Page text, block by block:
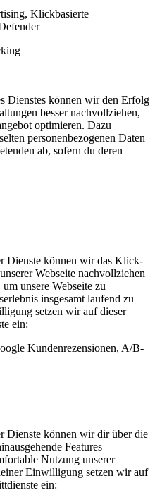
Klickbasierte
Dienstes können wir den Erfolg
besser nachvollziehen,
optimieren. Dazu
personenbezogenen Daten
ab, sofern du deren
Dienste können wir das Klick-
Webseite nachvollziehen
unsere Webseite zu
insgesamt laufend zu
setzen wir auf dieser
ein:
Kundenrezensionen, A/B-
Dienste können wir dir über die
Features
Nutzung unserer
Einwilligung setzen wir auf
ein: